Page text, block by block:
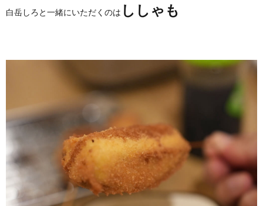
白岳しろと一緒にいただくのは ししゃも